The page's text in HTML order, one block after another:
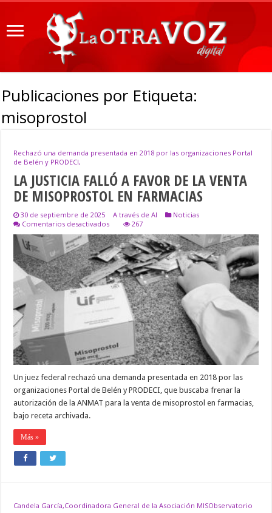
Publicaciones por Etiqueta:
misoprostol
Rechazó una demanda presentada en 2018 por las organizaciones Portal
de Belén y PRODECI,
LA JUSTICIA FALLÓ A FAVOR DE LA VENTA
DE MISOPROSTOL EN FARMACIAS
30 de septiembre de 2025 A través de AI
Noticias
Comentarios desactivadosen
LA
JUSTICIA
FALLÓ
A
FAVOR
DE
LA
VENTA
DE
MISOPROSTOL
EN
FARMACIAS
267
Un juez federal rechazó una demanda presentada en 2018 por las
organizaciones Portal de Belén y PRODECI, que buscaba frenar la
autorización de la ANMAT para la venta de misoprostol en farmacias,
bajo receta archivada.
Más »
Candela García,Coordinadora General de la Asociación MISObservatorio